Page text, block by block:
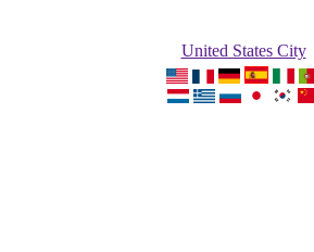
United States City